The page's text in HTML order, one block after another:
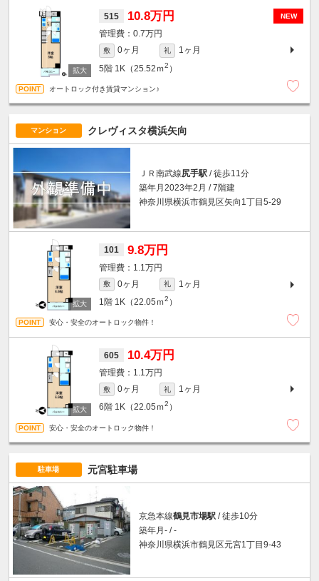
NEW
515 10.8万円
0.7万円
敷 0ヶ月 礼
1ヶ月
5階 1K（25.52ｍ2 ）
オートロック付き賃貸マンション♪
マンション クレヴィスタ横浜矢向
ＪＲ南武線尻手駅 / 徒歩11分
築年月2023年2月 / 7階建
神奈川県横浜市鶴見区矢向1丁目5-29
101 9.8万円
1.1万円
敷 0ヶ月 礼
1ヶ月
1階 1K（22.05ｍ2 ）
安心・安全のオートロック物件！
605 10.4万円
1.1万円
敷 0ヶ月 礼
1ヶ月
6階 1K（22.05ｍ2 ）
安心・安全のオートロック物件！
駐車場 元宮駐車場
京急本線鶴見市場駅 / 徒歩10分
築年月- / -
神奈川県横浜市鶴見区元宮1丁目9-43